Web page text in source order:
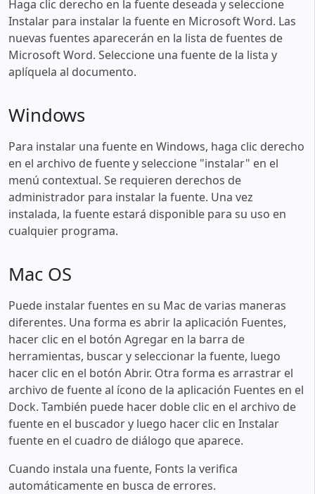
Haga clic derecho en la fuente deseada y seleccione
Instalar para instalar la fuente en Microsoft Word. Las
nuevas fuentes aparecerán en la lista de fuentes de
Microsoft Word. Seleccione una fuente de la lista y
aplíquela al documento.
Windows
Para instalar una fuente en Windows, haga clic derecho
en el archivo de fuente y seleccione "instalar" en el
menú contextual. Se requieren derechos de
administrador para instalar la fuente. Una vez
instalada, la fuente estará disponible para su uso en
cualquier programa.
Mac OS
Puede instalar fuentes en su Mac de varias maneras
diferentes. Una forma es abrir la aplicación Fuentes,
hacer clic en el botón Agregar en la barra de
herramientas, buscar y seleccionar la fuente, luego
hacer clic en el botón Abrir. Otra forma es arrastrar el
archivo de fuente al ícono de la aplicación Fuentes en el
Dock. También puede hacer doble clic en el archivo de
fuente en el buscador y luego hacer clic en Instalar
fuente en el cuadro de diálogo que aparece.
Cuando instala una fuente, Fonts la verifica
automáticamente en busca de errores.